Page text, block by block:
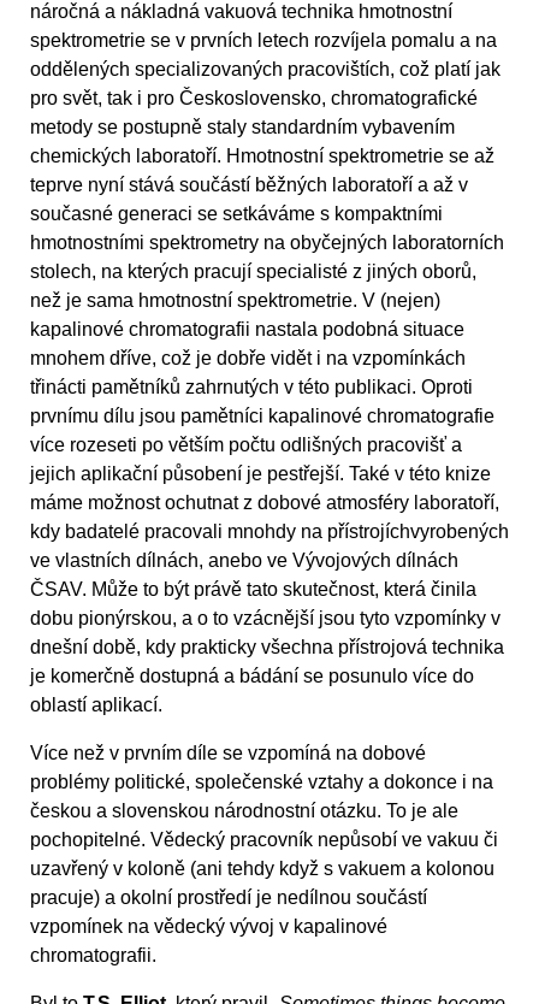
náročná a nákladná vakuová technika hmotnostní
spektrometrie se v prvních letech rozvíjela pomalu a na
oddělených specializovaných pracovištích, což platí jak
pro svět, tak i pro Československo, chromatografické
metody se postupně staly standardním vybavením
chemických laboratoří. Hmotnostní spektrometrie se až
teprve nyní stává součástí běžných laboratoří a až v
současné generaci se setkáváme s kompaktními
hmotnostními spektrometry na obyčejných laboratorních
stolech, na kterých pracují specialisté z jiných oborů,
než je sama hmotnostní spektrometrie. V (nejen)
kapalinové chromatografii nastala podobná situace
mnohem dříve, což je dobře vidět i na vzpomínkách
třinácti pamětníků zahrnutých v této publikaci. Oproti
prvnímu dílu jsou pamětníci kapalinové chromatografie
více rozeseti po větším počtu odlišných pracovišť a
jejich aplikační působení je pestřejší. Také v této knize
máme možnost ochutnat z dobové atmosféry laboratoří,
kdy badatelé pracovali mnohdy na přístrojíchvyrobených
ve vlastních dílnách, anebo ve Vývojových dílnách
ČSAV. Může to být právě tato skutečnost, která činila
dobu pionýrskou, a o to vzácnější jsou tyto vzpomínky v
dnešní době, kdy prakticky všechna přístrojová technika
je komerčně dostupná a bádání se posunulo více do
oblastí aplikací.
Více než v prvním díle se vzpomíná na dobové
problémy politické, společenské vztahy a dokonce i na
českou a slovenskou národnostní otázku. To je ale
pochopitelné. Vědecký pracovník nepůsobí ve vakuu či
uzavřený v koloně (ani tehdy když s vakuem a kolonou
pracuje) a okolní prostředí je nedílnou součástí
vzpomínek na vědecký vývoj v kapalinové
chromatografii.